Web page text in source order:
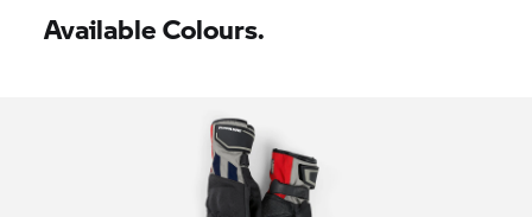
for adjustable fit, and straps on the inner wrist
Colours: Blue/black, Grey
6–8 (individual sizes for better
Available Colours.